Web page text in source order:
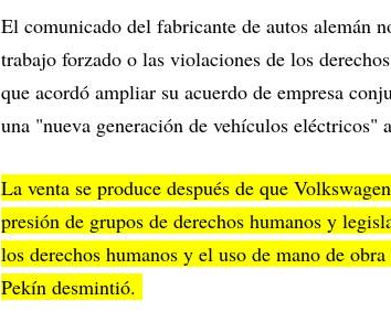
El comunicado del fabricante de autos alemán
trabajo forzado o las violaciones de los
que acordó ampliar su acuerdo de empresa
una "nueva generación de vehículos eléctricos"
La venta se produce después de que
presión de grupos de derechos humanos y
los derechos humanos y el uso de mano de
Pekín desmintió.